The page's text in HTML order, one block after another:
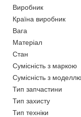
Виробник
Країна виробник
Вага
Матеріал
Стан
Сумісність з маркою
Сумісність з моделлю
Тип запчастини
Тип захисту
Тип техніки